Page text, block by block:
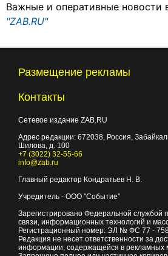
Важные и оперативные новости
"ZAB.RU"
Размещение рекламы
Контакты
Сетевое издание ZAB.RU
Адрес редакции: 672038, Россия,
Шилова, д. 100
+7 (3022) 32-55-66
info@zab.ru
Главный редактор Кондратьев Н. В.
Учредитель - ООО "Событие"
Зарегистрировано Федеральной службой
связи, информационных технологий и
Регистрационный номер: ЭЛ № ФС 77 -
Редакция не несет ответственности за
информации, содержащейся в рекламных